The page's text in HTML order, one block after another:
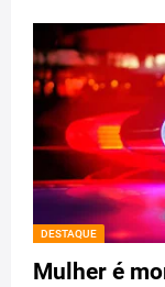
DESTAQUE
Mulher é